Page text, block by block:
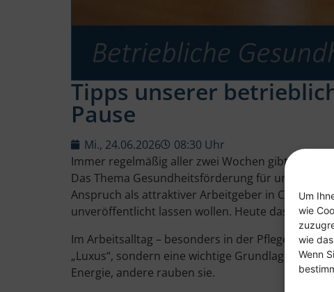
Um
wie
wie
Wenn
Tipps unserer
Pause
Mi., 24.06.2026
08:30 Uhr
Immer regelmäßig aller zwei Wochen gibt es hier
Das Thema Gesundheitsförderung für unsere
Anspruch als attraktiver Arbeitgeber in Chemnitz
unveröffentlicht lassen wollen. Heute das Thema:
Im Arbeitsalltag – besonders in der Pflege –
„Luxus“, sondern eine wichtige Grundlage für
Energie, andere rauben sie.